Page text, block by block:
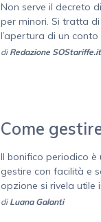
Non serve il decreto
per minori. Si tratta
l’apertura di un conto
di Redazione SOStariffe.it
Come
Il bonifico periodico
gestire con facilità e
opzione si rivela utile
di Luana Galanti